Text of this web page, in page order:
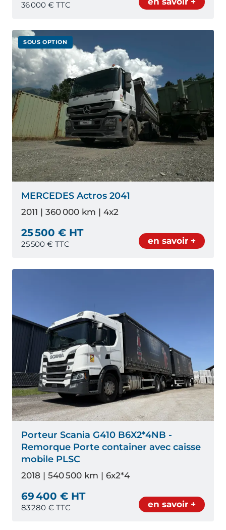
36 000 € TTC
SOUS OPTION
MERCEDES Actros 2041
2011 | 360 000 km | 4x2
25 500 € HT
25 500 € TTC en savoir +
Porteur Scania G410 B6X2*4NB -
Remorque Porte container avec caisse
mobile PLSC
2018 | 540 500 km | 6x2*4
69 400 € HT
83 280 € TTC en savoir +